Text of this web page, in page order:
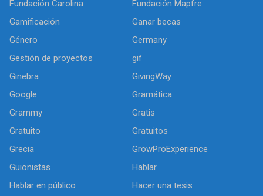
Fundación Carolina
Fundación Mapfre
Gamificación
Ganar becas
Género
Germany
Gestión de proyectos
gif
Ginebra
GivingWay
Google
Gramática
Grammy
Gratis
Gratuito
Gratuitos
Grecia
GrowProExperience
Guionistas
Hablar
Hablar en público
Hacer una tesis